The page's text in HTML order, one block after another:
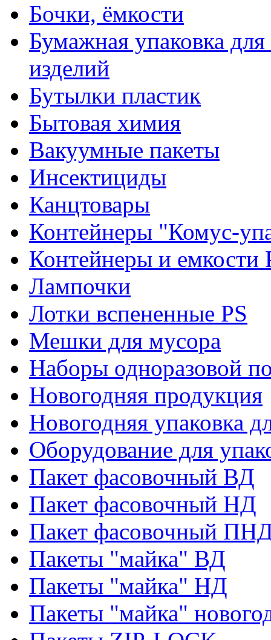
Бочки, ёмкости
Бумажная упаковка
изделий
Бутылки пластик
Бытовая химия
Вакуумные пакеты
Инсектициды
Канцтовары
Контейнеры "Комус-
Контейнеры и емкости
Лампочки
Лотки вспененные PS
Мешки для мусора
Наборы одноразовой
Новогодняя продукция
Новогодняя упаковка
Оборудование для
Пакет фасовочный ВД
Пакет фасовочный НД
Пакет фасовочный
Пакеты "майка" ВД
Пакеты "майка" НД
Пакеты "майка"